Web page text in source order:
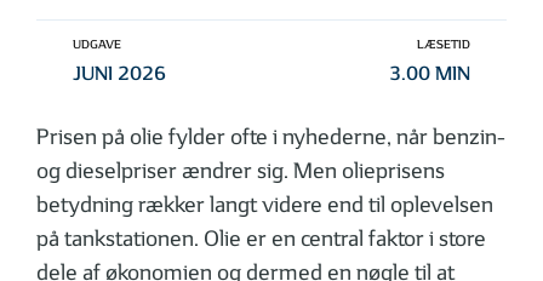
UDGAVE
JUNI 2026
LÆSETID
3.00 MIN
Prisen på olie fylder ofte i nyhederne, når benzin-
og dieselpriser ændrer sig. Men olieprisens
betydning rækker langt videre end til oplevelsen
på tankstationen. Olie er en central faktor i store
dele af økonomien og dermed en nøgle til at